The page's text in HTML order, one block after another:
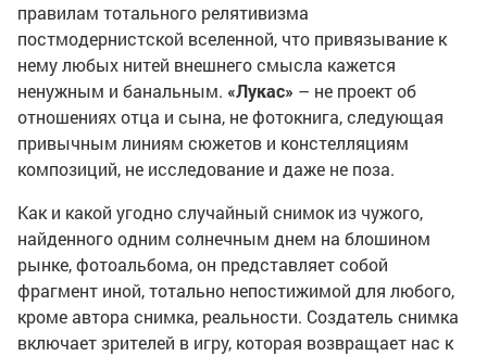
правилам тотального релятивизма
постмодернистской вселенной, что привязывание к
нему любых нитей внешнего смысла кажется
ненужным и банальным. «Лукас» – не проект об
отношениях отца и сына, не фотокнига, следующая
привычным линиям сюжетов и констелляциям
композиций, не исследование и даже не поза.
Как и какой угодно случайный снимок из чужого,
найденного одним солнечным днем на блошином
рынке, фотоальбома, он представляет собой
фрагмент иной, тотально непостижимой для любого,
кроме автора снимка, реальности. Создатель снимка
включает зрителей в игру, которая возвращает нас к